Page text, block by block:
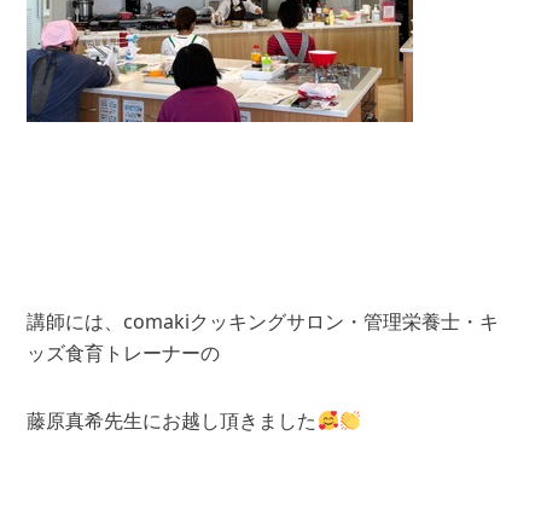
講師には、comakiクッキングサロン・管理栄養士・キ
ッズ食育トレーナーの
藤原真希先生にお越し頂きました